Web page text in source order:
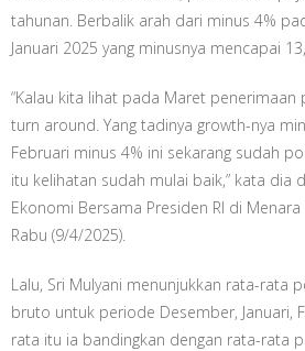
tahunan. Berbalik arah dari minus 4%
Januari 2025 yang minusnya mencapai
“Kalau kita lihat pada Maret
turn around. Yang tadinya growth-nya
Februari minus 4% ini sekarang sudah
itu kelihatan sudah mulai baik,” kata dia
Ekonomi Bersama Presiden RI di
Rabu (9/4/2025).
Lalu, Sri Mulyani menunjukkan rata-rata
bruto untuk periode Desember, Januari,
rata itu ia bandingkan dengan rata-rata